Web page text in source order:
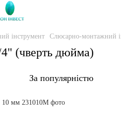
інструмент Слюсарно-монтажний
4" (чверть дюйма)
За популярністю